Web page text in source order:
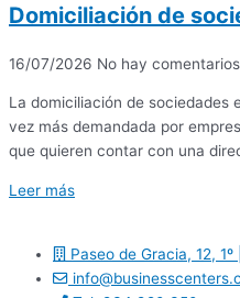
Domiciliación de
16/07/2026 No hay comentarios
La domiciliación de sociedades
vez más demandada por
que quieren contar con una
Leer más
Paseo de Gracia, 12,